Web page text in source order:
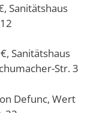
Sanitätshaus
Sanitätshaus
Str. 3
Defunc, Wert